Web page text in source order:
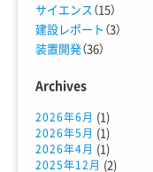
サイエンス （15）
建設レポート （3）
装置開発（36）
Archives
2026年6月 (1)
2026年5月 (1)
2026年4月 (1)
2025年12月 (2)